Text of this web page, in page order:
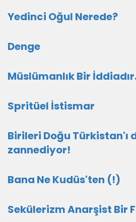
Yedinci Oğul Nerede?
Denge
Müslümanlık Bir
Spritüel İstismar
Birileri Doğu Türkistan'ı
zannediyor!
Bana Ne Kudüs'ten (!)
Sekülerizm Anarşist Bir